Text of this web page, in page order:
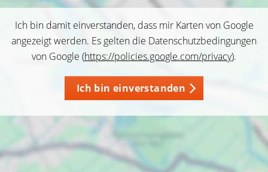
Ich bin damit einverstanden, dass mir Karten von Google
angezeigt werden. Es gelten die Datenschutzbedingungen
von Google (https://policies.google.com/privacy).
Ich bin einverstanden